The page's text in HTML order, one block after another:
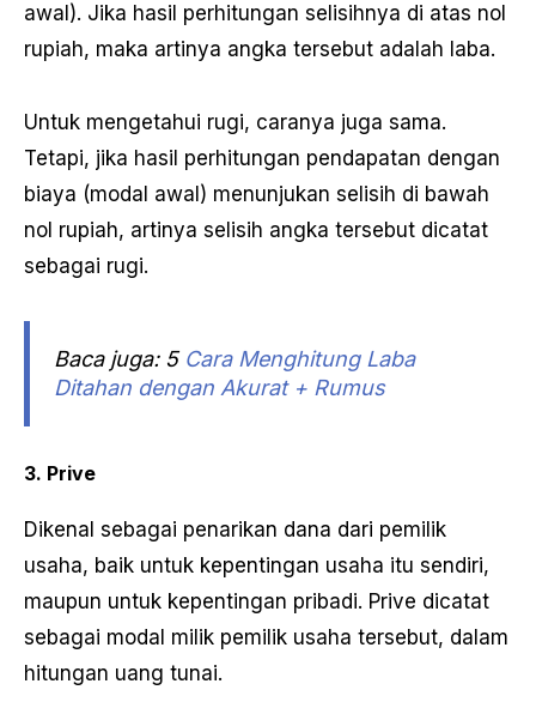
awal). Jika hasil perhitungan selisihnya di atas nol
rupiah, maka artinya angka tersebut adalah laba.
Untuk mengetahui rugi, caranya juga sama.
Tetapi, jika hasil perhitungan pendapatan dengan
biaya (modal awal) menunjukan selisih di bawah
nol rupiah, artinya selisih angka tersebut dicatat
sebagai rugi.
Baca juga: 5 Cara Menghitung Laba
Ditahan dengan Akurat + Rumus
3. Prive
Dikenal sebagai penarikan dana dari pemilik
usaha, baik untuk kepentingan usaha itu sendiri,
maupun untuk kepentingan pribadi. Prive dicatat
sebagai modal milik pemilik usaha tersebut, dalam
hitungan uang tunai.